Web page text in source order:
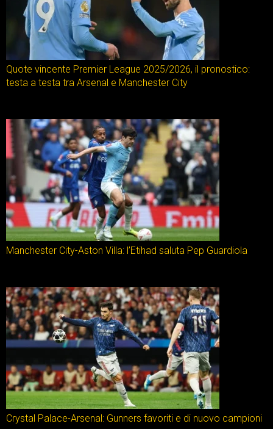
Quote vincente Premier League 2025/2026, il pronostico:
testa a testa tra Arsenal e Manchester City
Manchester City-Aston Villa: l’Etihad saluta Pep Guardiola
Crystal Palace-Arsenal: Gunners favoriti e di nuovo campioni